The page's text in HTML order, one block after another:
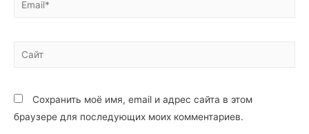
Сохранить моё имя, email и адрес сайта в этом
браузере для последующих моих комментариев.